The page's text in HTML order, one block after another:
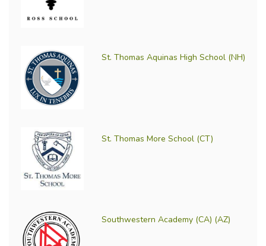
St. Thomas Aquinas High School (NH)
St. Thomas More School (CT)
Southwestern Academy (CA) (AZ)